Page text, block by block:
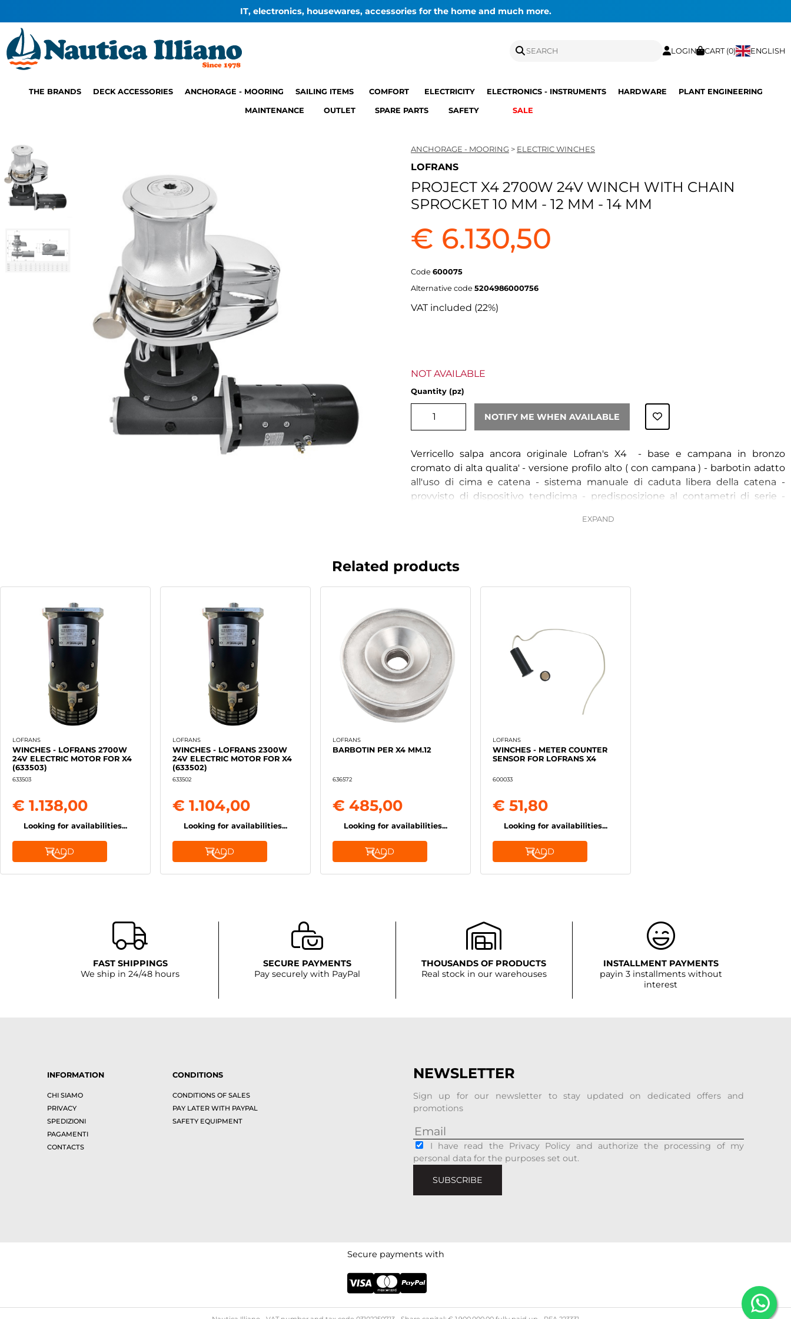
IT, electronics, housewares, accessories for the home and much more.
LOGIN CART (0) ENGLISH
THE BRANDS DECK ACCESSORIES ANCHORAGE - MOORING SAILING ITEMS COMFORT ELECTRICITY ELECTRONICS - INSTRUMENTS HARDWARE PLANT ENGINEERING
MAINTENANCE OUTLET SPARE PARTS SAFETY SALE
ANCHORAGE - MOORING > ELECTRIC WINCHES
LOFRANS
PROJECT X4 2700W 24V WINCH WITH CHAIN
SPROCKET 10 MM - 12 MM - 14 MM
€ 6.130,50
Code 600075
Alternative code 5204986000756
VAT included (22%)
NOT AVAILABLE
Quantity (pz)
NOTIFY ME WHEN AVAILABLE
Verricello salpa ancora originale Lofran's X4 - base e campana in bronzo
cromato di alta qualita' - versione profilo alto ( con campana ) - barbotin adatto
all'uso di cima e catena - sistema manuale di caduta libera della catena -
provvisto di dispositivo tendicima - predisposizione al contametri di serie -
dispositivo tendicima - sportello d'ispezione - riduttore in alluminio anodizzato -
2500kg. - velocita' max. Di recupero 28mt./min. - peso 85kg.
Specificare la misura della catena nelle note in fase di ordine
Related products
LOFRANS
WINCHES - LOFRANS 2700W
24V ELECTRIC MOTOR FOR X4
(633503)
633503
€ 1.138,00
Looking for availabilities...
ADD
LOFRANS
WINCHES - LOFRANS 2300W
24V ELECTRIC MOTOR FOR X4
(633502)
633502
€ 1.104,00
Looking for availabilities...
ADD
LOFRANS
BARBOTIN PER X4 MM.12
636572
€ 485,00
Looking for availabilities...
ADD
LOFRANS
WINCHES - METER COUNTER
SENSOR FOR LOFRANS X4
600033
€ 51,80
Looking for availabilities...
ADD
FAST SHIPPINGS
We ship in 24/48 hours
SECURE PAYMENTS
Pay securely with PayPal
THOUSANDS OF PRODUCTS
Real stock in our warehouses
INSTALLMENT PAYMENTS
payin 3 installments without
interest
INFORMATION
CHI SIAMO
PRIVACY
SPEDIZIONI
PAGAMENTI
CONTACTS
CONDITIONS
CONDITIONS OF SALES
PAY LATER WITH PAYPAL
SAFETY EQUIPMENT
NEWSLETTER
Sign up for our newsletter to stay updated on dedicated offers and
promotions
I have read the Privacy Policy and authorize the processing of my
personal data for the purposes set out.
SUBSCRIBE
Secure payments with